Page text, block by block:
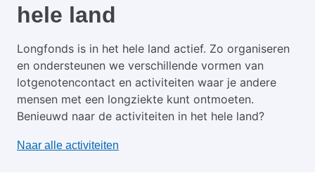
hele land
Longfonds is in het hele land actief. Zo organiseren
en ondersteunen we verschillende vormen van
lotgenotencontact en activiteiten waar je andere
mensen met een longziekte kunt ontmoeten.
Benieuwd naar de activiteiten in het hele land?
Naar alle activiteiten